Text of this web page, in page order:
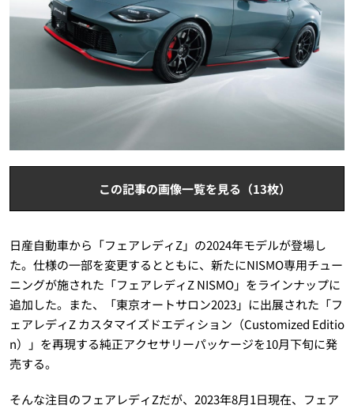
この記事の画像一覧を見る（13枚）
日産自動車から「フェアレディZ」の2024年モデルが登場し
た。仕様の一部を変更するとともに、新たにNISMO専用チュー
ニングが施された「フェアレディZ NISMO」をラインナップに
追加した。また、「東京オートサロン2023」に出展された「フ
ェアレディZ カスタマイズドエディション（Customized Editio
n）」を再現する純正アクセサリーパッケージを10月下旬に発
売する。
そんな注目のフェアレディZだが、2023年8月1日現在、フェア